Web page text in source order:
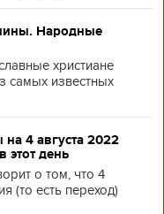
Народные
христиане
самых известных
4 августа 2022
этот день
о том, что 4
(то есть переход)